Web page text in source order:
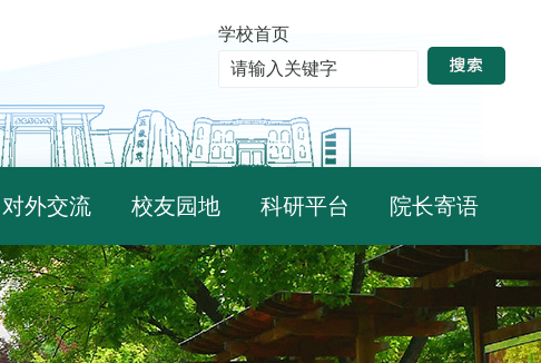
学校首页
对外交流 校友园地 科研平台 院长寄语